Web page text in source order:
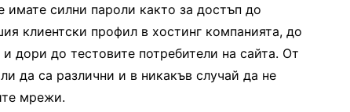
имате силни пароли както за достъп до
клиентски профил в хостинг компанията, до
дори до тестовите потребители на сайта. От
да са различни и в никакъв случай да не
мрежи.